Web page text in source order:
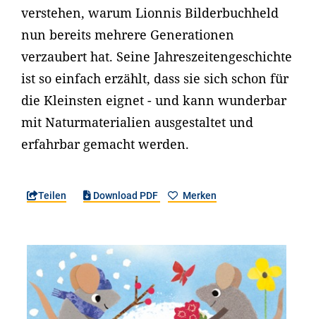
verstehen, warum Lionnis Bilderbuchheld
nun bereits mehrere Generationen
verzaubert hat. Seine Jahreszeitengeschichte
ist so einfach erzählt, dass sie sich schon für
die Kleinsten eignet - und kann wunderbar
mit Naturmaterialien ausgestaltet und
erfahrbar gemacht werden.
Teilen Download PDF Merken